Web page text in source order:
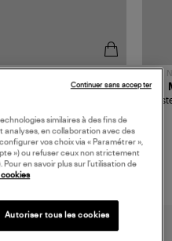
189,00 €
TORAL
similaires à des fins de
en collaboration avec des
vos choix via « Paramétrer »,
») ou refuser ceux non strictement
en savoir plus sur l’utilisation de
Autoriser tous les cookies
Continuer sans accepter